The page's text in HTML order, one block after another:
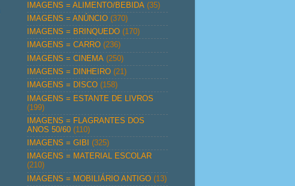
IMAGENS = ALIMENTO/BEBIDA (35)
IMAGENS = ANÚNCIO (370)
IMAGENS = BRINQUEDO (170)
IMAGENS = CARRO (236)
IMAGENS = CINEMA (250)
IMAGENS = DINHEIRO (21)
IMAGENS = DISCO (158)
IMAGENS = ESTANTE DE LIVROS
(199)
IMAGENS = FLAGRANTES DOS
ANOS 50/60 (110)
IMAGENS = GIBI
(325)
IMAGENS = MATERIAL ESCOLAR
(210)
IMAGENS = MOBILIÁRIO ANTIGO (13)